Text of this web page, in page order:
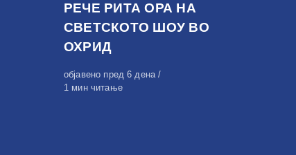
РЕЧЕ РИТА ОРА НА
СВЕТСКОТО ШОУ ВО
ОХРИД
Објавено
на
објавено пред 6 дена
1 мин читање